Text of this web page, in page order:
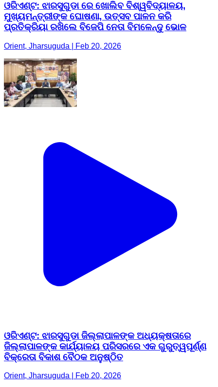
ଓରିଏଣ୍ଟ: ଝାରସୁଗୁଡା ରେ ଖୋଲିବ ବିଶ୍ୱବିଦ୍ୟାଳୟ,
ମୁଖ୍ୟମନ୍ତ୍ରୀଙ୍କ ଘୋଷଣା, ଉତ୍ସବ ପାଳନ କରି
ପ୍ରତିକ୍ରିୟା ରଖିଲେ ବିଜେପି ନେତା ବିମଳେନ୍ଦୁ ଭୋଳ
Orient, Jharsuguda | Feb 20, 2026
ଓରିଏଣ୍ଟ: ଝାରସୁଗୁଡା ଜିଲ୍ଲାପାଳଙ୍କ ଅଧ୍ୟକ୍ଷତାରେ
ଜିଲ୍ଲାପାଳଙ୍କ କାର୍ଯ୍ୟାଳୟ ପରିସରରେ ଏକ ଗୁରୁତ୍ୱପୂର୍ଣ୍ଣ
ବିକ୍ରେତା ବିକାଶ ବୈଠକ ଅନୁଷ୍ଠିତ
Orient, Jharsuguda | Feb 20, 2026